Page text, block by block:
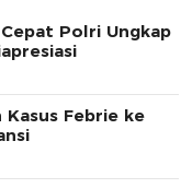
Polri Ungkap
Kasus Febrie ke